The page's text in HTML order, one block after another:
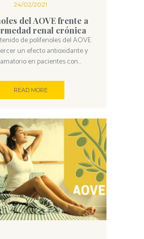
24/02/2021
del AOVE frente a
renal crónica
de polifenoles del AOVE
un efecto antioxidante y
en pacientes con...
READ MORE